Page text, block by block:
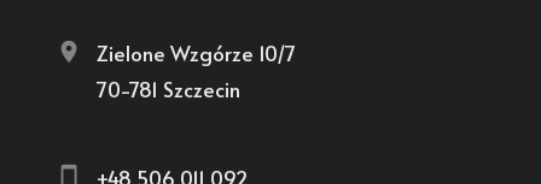
Zielone Wzgórze 10/7
70-781 Szczecin
+48 506 011 092